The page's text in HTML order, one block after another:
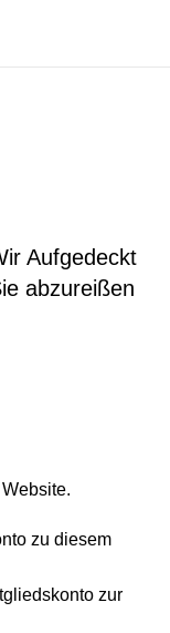
Aufgedeckt
abzureißen
zu diesem
zur